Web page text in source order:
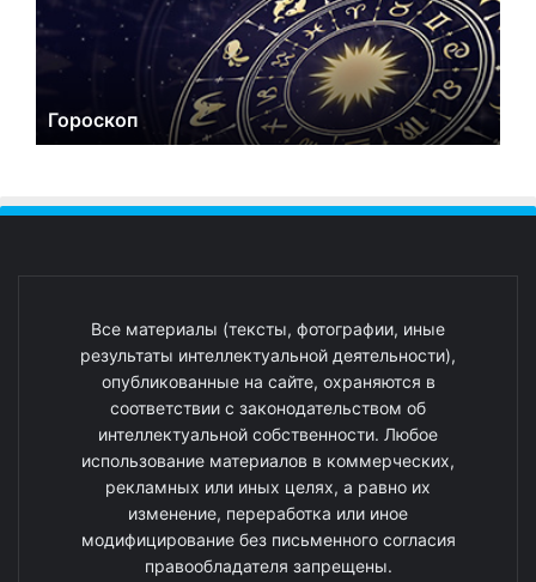
Гороскоп
Все материалы (тексты, фотографии, иные
результаты интеллектуальной деятельности),
опубликованные на сайте, охраняются в
соответствии с законодательством об
интеллектуальной собственности. Любое
использование материалов в коммерческих,
рекламных или иных целях, а равно их
изменение, переработка или иное
модифицирование без письменного согласия
правообладателя запрещены.